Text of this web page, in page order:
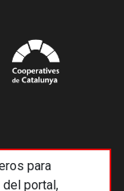
para
portal,